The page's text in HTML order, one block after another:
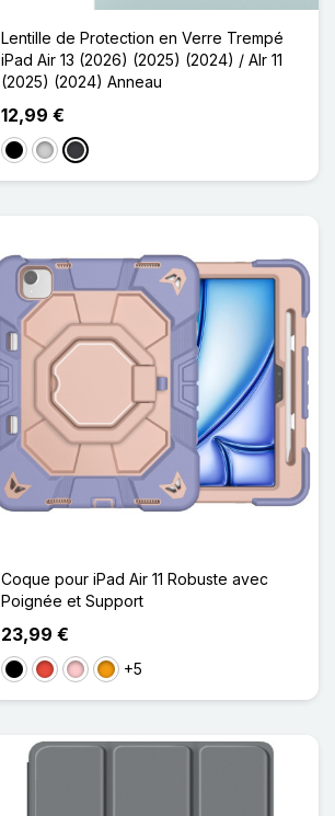
Lentille de Protection en Verre Trempé
iPad Air 13 (2026) (2025) (2024) / AIr 11
(2025) (2024) Anneau
12,99 €
NoirArgentéGradient
Coque pour iPad Air 11 Robuste avec
Poignée et Support
23,99 €
NoirRougeRoseOrange
+5